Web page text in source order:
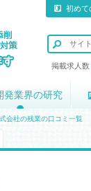
初めて
掲載求人数
発業界の研究
発業界の研究
会社の残業の口コミ一覧